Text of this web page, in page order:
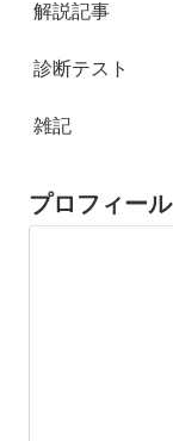
解説記事
診断テスト
雑記
プロフィール